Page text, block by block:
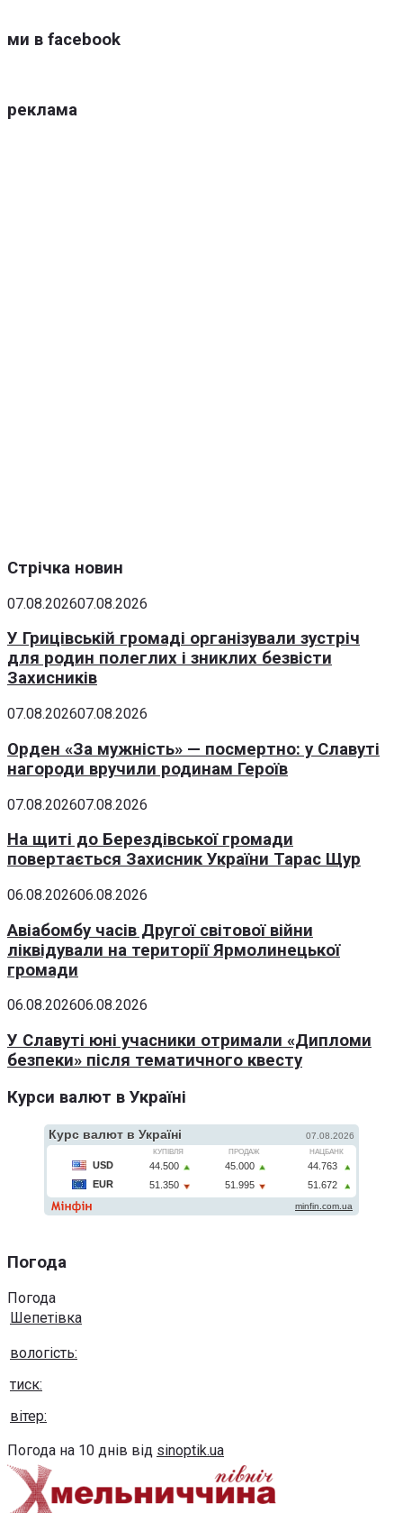
ми в facebook
реклама
Стрічка новин
07.08.202607.08.2026
У Грицівській громаді організували зустріч
для родин полеглих і зниклих безвісти
Захисників
07.08.202607.08.2026
Орден «За мужність» — посмертно: у Славуті
нагороди вручили родинам Героїв
07.08.202607.08.2026
На щиті до Берездівської громади
повертається Захисник України Тарас Щур
06.08.202606.08.2026
Авіабомбу часів Другої світової війни
ліквідували на території Ярмолинецької
громади
06.08.202606.08.2026
У Славуті юні учасники отримали «Дипломи
безпеки» після тематичного квесту
Курси валют в Україні
Погода
Погода
Шепетівка
вологість:
тиск:
вітер:
Погода на 10 днів від sinoptik.ua